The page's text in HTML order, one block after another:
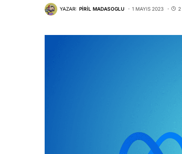
YAZAR: PIRIL MADASOGLU 1 MAYIS 2023 2